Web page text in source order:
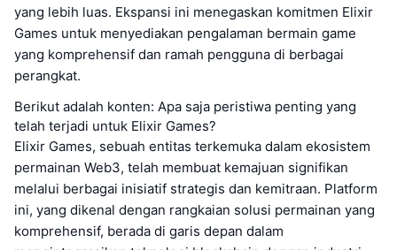
yang lebih luas. Ekspansi ini menegaskan komitmen Elixir
Games untuk menyediakan pengalaman bermain game
yang komprehensif dan ramah pengguna di berbagai
perangkat.
Berikut adalah konten: Apa saja peristiwa penting yang
telah terjadi untuk Elixir Games?
Elixir Games, sebuah entitas terkemuka dalam ekosistem
permainan Web3, telah membuat kemajuan signifikan
melalui berbagai inisiatif strategis dan kemitraan. Platform
ini, yang dikenal dengan rangkaian solusi permainan yang
komprehensif, berada di garis depan dalam